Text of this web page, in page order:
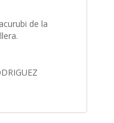
de la